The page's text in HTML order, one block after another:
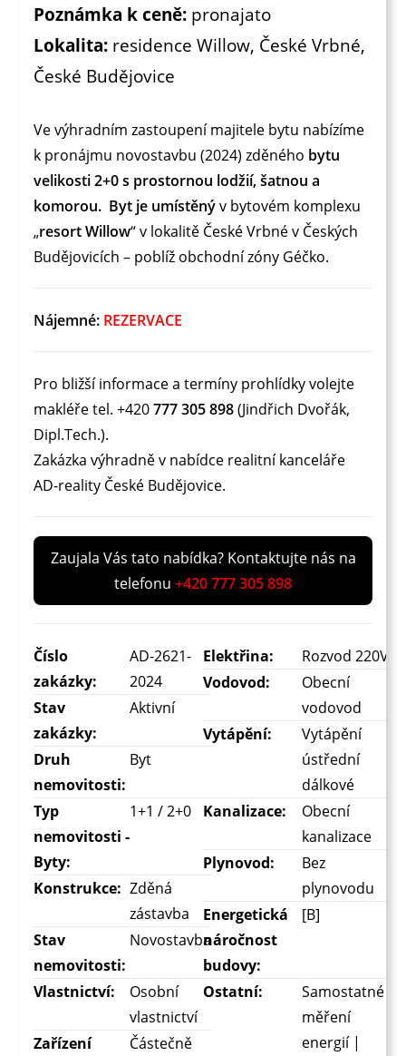
Poznámka k ceně: pronajato
Lokalita: residence Willow, České Vrbné,
České Budějovice
Ve výhradním zastoupení majitele bytu nabízíme
k pronájmu novostavbu (2024) zděného bytu
velikosti 2+0 s prostornou lodžií, šatnou a
komorou. Byt je umístěnýv bytovém komplexu
„resort Willow“ v lokalitě České Vrbné v Českých
Budějovicích – poblíž obchodní zóny Géčko.
Nájemné: REZERVACE
Pro bližší informace a termíny prohlídky volejte
makléře tel. +420777 305 898(Jindřich Dvořák,
Dipl.Tech.).
Zakázka výhradně v nabídce realitní kanceláře
AD-reality České Budějovice.
Zaujala Vás tato nabídka? Kontaktujte nás na
telefonu +420 777 305 898
Číslo
zakázky:
AD-2621-
2024
Stav
zakázky:
Aktivní
Druh
nemovitosti:
Byt
Typ
nemovitosti -
Byty:
1+1 / 2+0
Konstrukce: Zděná
zástavba
Stav
nemovitosti:
Novostavba
Vlastnictví:
Osobní
vlastnictví
Zařízení
Částečně
Elektřina:
Rozvod 220V
Vodovod:
Obecní
vodovod
Vytápění:
Vytápění
ústřední
dálkové
Kanalizace:
Obecní
kanalizace
Plynovod:
Bez
plynovodu
Energetická
náročnost
budovy:
[B]
Ostatní:
Samostatné
měření
energií |